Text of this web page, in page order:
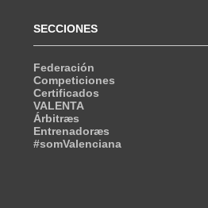
SECCIONES
Federación
Competiciones
Certificados
VALENTA
Árbitræs
Entrenadoræs
#somValenciana